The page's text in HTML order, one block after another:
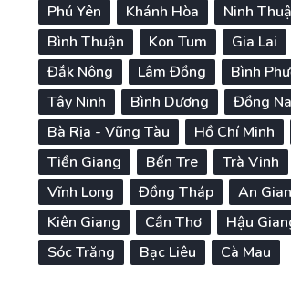
Phú Yên
Khánh Hòa
Ninh
Bình Thuận
Kon Tum Gia Lai
Đắk Nông
Lâm Đồng
Bình
Tây Ninh
Bình Dương
Đồng
Bà Rịa - Vũng Tàu
Hồ Chí Minh
Tiền Giang
Bến Tre
Trà Vinh
Vĩnh Long
Đồng Tháp
An
Kiên Giang
Cần Thơ
Hậu
Sóc Trăng
Bạc Liêu Cà Mau